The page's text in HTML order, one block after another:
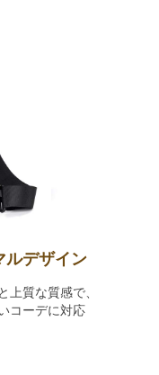
ルデザイン
上質な質感で、
コーデに対応